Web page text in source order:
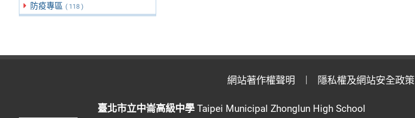
防疫專區 ( 118 )
網站著作權聲明 隱私權及網站安全政策
臺北市立中崙高級中學Taipei Municipal Zhonglun High School